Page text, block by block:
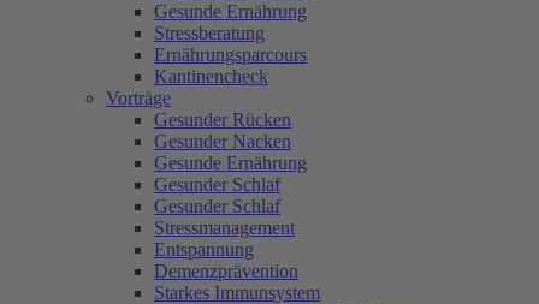
Gesunde Ernährung
Stressberatung
Ernährungsparcours
Kantinencheck
Vorträge
Gesunder Rücken
Gesunder Nacken
Gesunde Ernährung
Gesunder Schlaf
Gesunder Schlaf
Stressmanagement
Entspannung
Demenzprävention
Starkes Immunsystem